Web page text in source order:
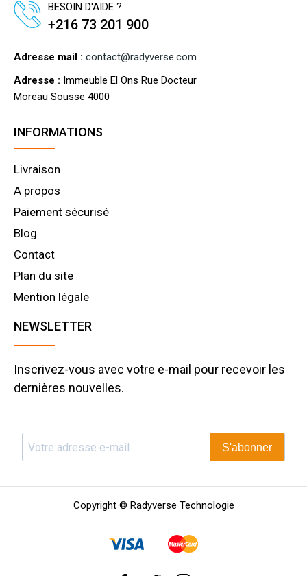
BESOIN D'AIDE ?
+216 73 201 900
Adresse mail : contact@radyverse.com
Adresse : Immeuble El Ons Rue Docteur
Moreau Sousse 4000
INFORMATIONS
Livraison
A propos
Paiement sécurisé
Blog
Contact
Plan du site
Mention légale
NEWSLETTER
Inscrivez-vous avec votre e-mail pour recevoir les
dernières nouvelles.
S'abonner
Copyright © Radyverse Technologie